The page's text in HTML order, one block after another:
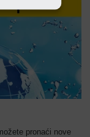
pronaći nove